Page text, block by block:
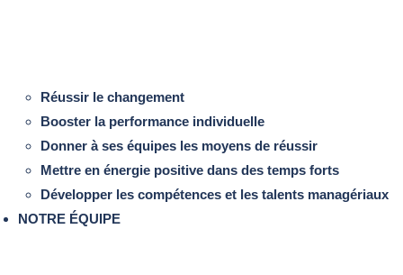
Réussir le changement
Booster la performance individuelle
Donner à ses équipes les moyens de réussir
Mettre en énergie positive dans des temps forts
Développer les compétences et les talents managériaux
NOTRE ÉQUIPE